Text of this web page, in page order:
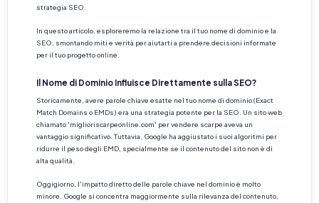
strategia SEO.
In questo articolo, esploreremo la relazione tra il tuo nome di dominio e la
SEO, smontando miti e verità per aiutarti a prendere decisioni informate
per il tuo progetto online.
Il Nome di Dominio Influisce Direttamente sulla SEO?
Storicamente, avere parole chiave esatte nel tuo nome di dominio (Exact
Match Domains o EMDs) era una strategia potente per la SEO. Un sito web
chiamato 'miglioriscarpeonline.com' per vendere scarpe aveva un
vantaggio significativo. Tuttavia, Google ha aggiustato i suoi algoritmi per
ridurre il peso degli EMD, specialmente se il contenuto del sito non è di
alta qualità.
Oggigiorno, l'impatto diretto delle parole chiave nel dominio è molto
minore. Google si concentra maggiormente sulla rilevanza del contenuto,